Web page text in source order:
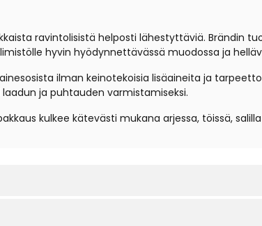
ravintolisistä helposti lähestyttäviä. Brändin
hyvin hyödynnettävässä muodossa ja
ilman keinotekoisia lisäaineita ja
ja puhtauden varmistamiseksi.
kulkee kätevästi mukana arjessa, töissä,